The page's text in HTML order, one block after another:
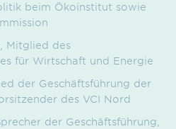
beim Ökoinstitut sowie
Mitglied des
für Wirtschaft und Energie
der Geschäftsführung der
des VCI Nord
der Geschäftsführung,